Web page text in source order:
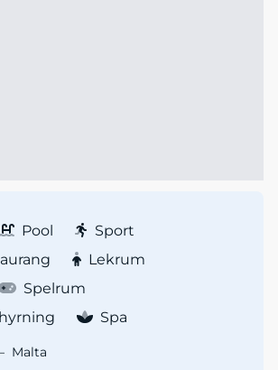
Pool
Sport
Lekrum
Spelrum
Spa
Malta